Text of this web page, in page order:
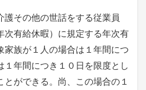
護その他の世話をする従業員
次有給休暇）に規定する年次有
家族が１人の場合は１年間につ
１年間につき１０日を限度とし
ができる。尚、この場合の１